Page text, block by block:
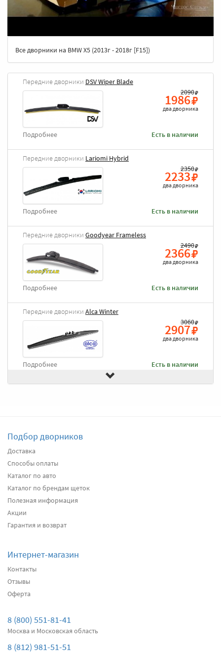
Все дворники на BMW X5 (2013г - 2018г [F15])
Передние дворники DSV Wiper Blade
2090
1986
два дворника
Есть в наличии
Подробнее
Передние дворники Lariomi Hybrid
2350
2233
два дворника
Есть в наличии
Подробнее
Передние дворники Goodyear Frameless
2490
2366
два дворника
Есть в наличии
Подробнее
Передние дворники Alca Winter
3060
2907
два дворника
Есть в наличии
Подробнее
Подробнее
Передние дворники
Подробнее
Подробнее
Подбор дворников
Доставка
Способы оплаты
Каталог по авто
Каталог по брендам щеток
Полезная информация
Акции
Гарантия и возврат
Интернет-магазин
Контакты
Отзывы
Оферта
8 (800) 551-81-41
Москва и Московская область
8 (812) 981-51-51